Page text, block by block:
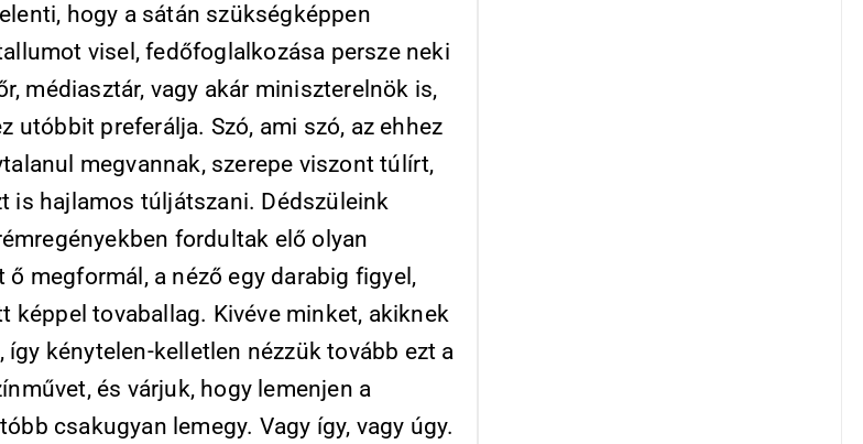
hogy a sátán szükségképpen
visel, fedőfoglalkozása persze neki
médiasztár, vagy akár miniszterelnök is,
utóbbit preferálja. Szó, ami szó, az ehhez
megvannak, szerepe viszont túlírt,
is hajlamos túljátszani. Dédszüleink
fordultak elő olyan
ő megformál, a néző egy darabig figyel,
képpel tovaballag. Kivéve minket, akiknek
így kénytelen-kelletlen nézzük tovább ezt a
és várjuk, hogy lemenjen a
csakugyan lemegy. Vagy így, vagy úgy.